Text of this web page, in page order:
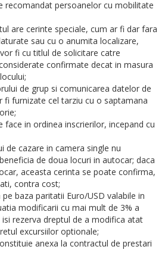
recomandat persoanelor cu mobilitate
are cerinte speciale, cum ar fi dar fara
sau cu o anumita localizare,
fi cu titlul de solicitare catre
confirmate decat in masura
de grup si comunicarea datelor de
fi furnizate cel tarziu cu o saptamana
face in ordinea inscrierilor, incepand cu
de cazare in camera single nu
de doua locuri in autocar; daca
aceasta cerinta se poate confirma,
contra cost;
baza paritatii Euro/USD valabile in
modificarii cu mai mult de 3% a
rezerva dreptul de a modifica atat
excursiilor optionale;
anexa la contractul de prestari